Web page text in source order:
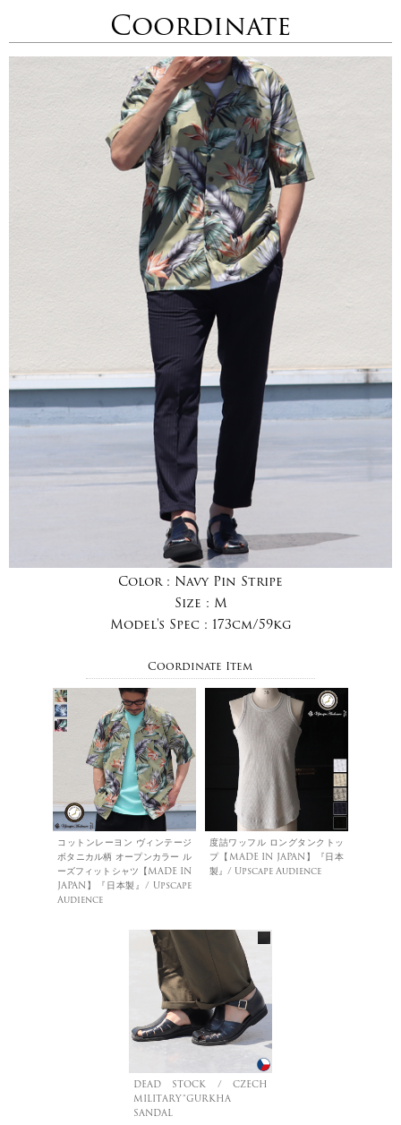
Coordinate
Color : Navy Pin Stripe
Size : M
Model's Spec : 173cm/59kg
Coordinate Item
コットンレーヨン ヴィンテージ
ボタニカル柄 オープンカラー ル
ーズフィットシャツ【MADE IN
JAPAN】『日本製』/ Upscape
Audience
度詰ワッフル ロングタンクトッ
プ【MADE IN JAPAN】『日本
製』/ Upscape Audience
DEAD STOCK / CZECH
MILITARY”GURKHA
SANDAL